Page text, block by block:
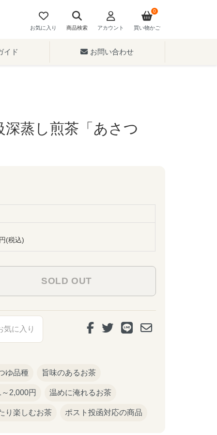
お気に入り 商品検索 アカウント 買い物かご
0
イド お問い合わせ
深蒸し煎茶「あさつ
(税込)
気に入り
ゆ品種 旨味のあるお茶
2,000円 温めに淹れるお茶
り楽しむお茶 ポスト投函対応の商品